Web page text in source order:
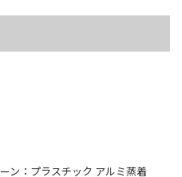
ン：プラスチック アルミ蒸着